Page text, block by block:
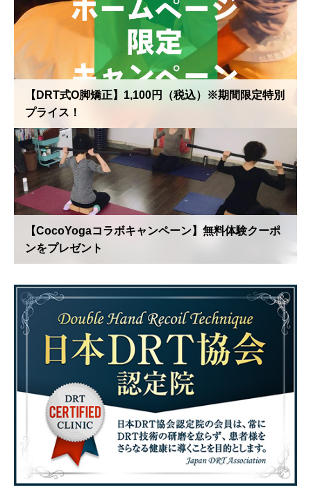
【DRT式O脚矯正】1,100円（税込）※期間限定特別
プライス！
【CocoYogaコラボキャンペーン】無料体験クーポ
ンをプレゼント